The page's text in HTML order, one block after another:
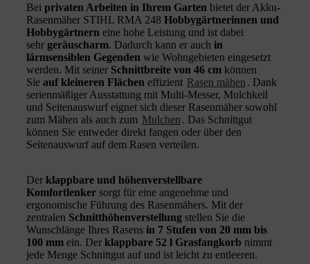
Bei privaten Arbeiten in Ihrem Garten bietet der Akku-
Rasenmäher STIHL RMA 248 Hobbygärtnerinnen und
Hobbygärtnern eine hohe Leistung und ist dabei
sehr geräuscharm. Dadurch kann er auch in
lärmsensiblen Gegenden wie Wohngebieten eingesetzt
werden. Mit seiner Schnittbreite von 46 cm können
Sie auf kleineren Flächen effizient Rasen mähen . Dank
serienmäßiger Ausstattung mit Multi-Messer, Mulchkeil
und Seitenauswurf eignet sich dieser Rasenmäher sowohl
zum Mähen als auch zum Mulchen . Das Schnittgut
können Sie entweder direkt fangen oder über den
Seitenauswurf auf dem Rasen verteilen.
Der klappbare und höhenverstellbare
Komfortlenker sorgt für eine angenehme und
ergonomische Führung des Rasenmähers. Mit der
zentralen Schnitthöhenverstellung stellen Sie die
Wunschlänge Ihres Rasens in 7 Stufen von 20 mm bis
100 mm ein. Der klappbare 52 l Grasfangkorb nimmt
jede Menge Schnittgut auf und ist leicht zu entleeren.